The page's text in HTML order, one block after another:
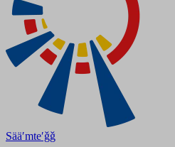
Sääʹmteʹǧǧ